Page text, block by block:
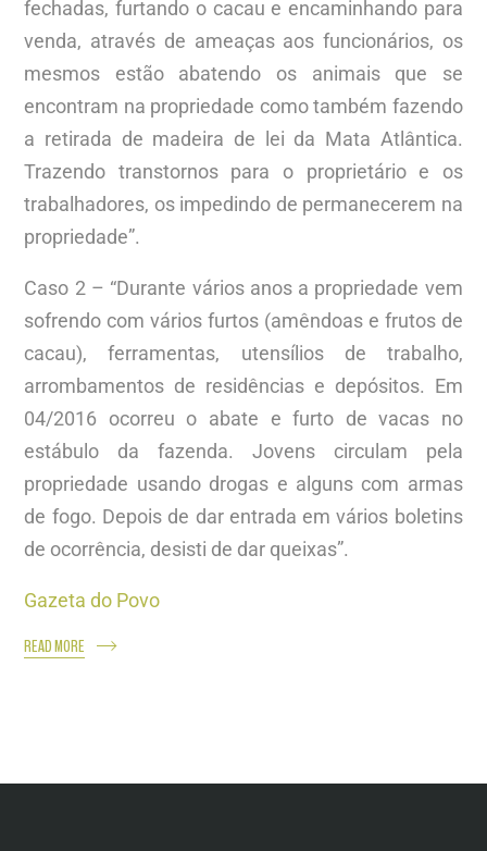
fechadas, furtando o cacau e encaminhando para
venda, através de ameaças aos funcionários, os
mesmos estão abatendo os animais que se
encontram na propriedade como também fazendo
a retirada de madeira de lei da Mata Atlântica.
Trazendo transtornos para o proprietário e os
trabalhadores, os impedindo de permanecerem na
propriedade”.
Caso 2 – “Durante vários anos a propriedade vem
sofrendo com vários furtos (amêndoas e frutos de
cacau), ferramentas, utensílios de trabalho,
arrombamentos de residências e depósitos. Em
04/2016 ocorreu o abate e furto de vacas no
estábulo da fazenda. Jovens circulam pela
propriedade usando drogas e alguns com armas
de fogo. Depois de dar entrada em vários boletins
de ocorrência, desisti de dar queixas”.
Gazeta do Povo
READ MORE